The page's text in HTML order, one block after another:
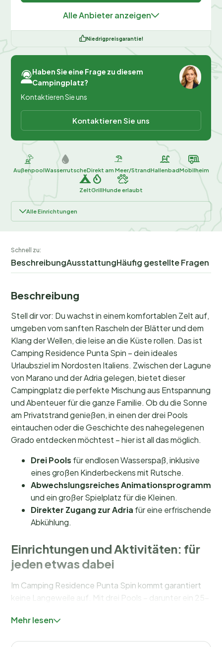
Alle Anbieter anzeigen
Niedrigpreisgarantie!
Haben Sie eine Frage zu diesem
Campingplatz?
Kontaktieren Sie uns
Kontaktieren Sie uns
AußenpoolWasserrutscheDirekt am Meer/StrandHallenbadMobilheim
ZeltGrillHunde erlaubt
Alle Einrichtungen
Schnell zu:
BeschreibungAusstattungHäufig gestellte Fragen
Beschreibung
Stell dir vor: Du wachst in einem komfortablen Zelt auf,
umgeben vom sanften Rascheln der Blätter und dem
Klang der Wellen, die leise an die Küste rollen. Das ist
Camping Residence Punta Spin – dein ideales
Urlaubsziel im Nordosten Italiens. Zwischen der Lagune
von Marano und der Adria gelegen, bietet dieser
Campingplatz die perfekte Mischung aus Entspannung
und Abenteuer für die ganze Familie. Ob du die Sonne
am Privatstrand genießen, in einen der drei Pools
eintauchen oder die Geschichte des nahegelegenen
Grado entdecken möchtest – hier ist all das möglich.
Drei Pools für endlosen Wasserspaß, inklusive
eines großen Kinderbeckens mit Rutsche.
Abwechslungsreiches Animationsprogramm
und ein großer Spielplatz für die Kleinen.
Direkter Zugang zur Adria für eine erfrischende
Abkühlung.
Einrichtungen und Aktivitäten: für
jeden etwas dabei
Im Camping Residence Punta Spin kommt garantiert
keine Langeweile auf. Mit drei Pools – darunter ein 25-
Schwimmbad – findest du immer einen Ort zum
Mehr lesen